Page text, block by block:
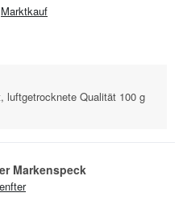
Marktkauf
luftgetrocknete Qualität 100 g
Markenspeck